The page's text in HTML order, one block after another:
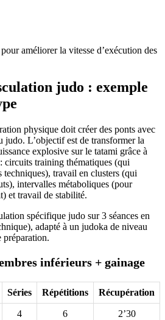
améliorer la vitesse d’exécution des
judo : exemple
physique doit créer des ponts avec
judo. L’objectif est de transformer la
explosive sur le tatami grâce à
circuits training thématiques (qui
techniques), travail en clusters (qui
intervalles métaboliques (pour
et travail de stabilité.
spécifique judo sur 3 séances en
adapté à un judoka de niveau
préparation.
inférieurs + gainage
Séries Répétitions Récupération
4 6 2’30